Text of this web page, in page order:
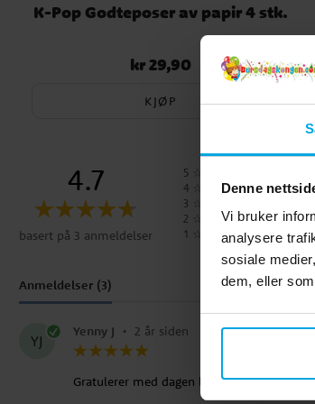
Denne
Vi bruker
analysere
sosiale
dem, eller
K-Pop Godteposer av papir 4 stk.
Pris :kr 29,90
kr 29,90
KJØP
4.7
basert på 3 anmeldelser
5
4
3
2
1
Anmeldelser (3)
YJ
Yenny J • 2 år siden
Gratulerer med dagen barn!